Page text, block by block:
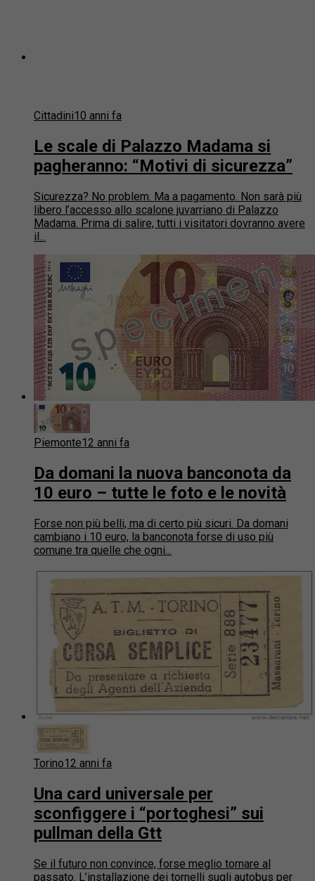
Cittadini10 anni fa
Le scale di Palazzo Madama si
pagheranno: “Motivi di sicurezza”
Sicurezza? No problem. Ma a pagamento. Non sarà più
libero l’accesso allo scalone juvarriano di Palazzo
Madama. Prima di salire, tutti i visitatori dovranno avere
il...
Piemonte12 anni fa
Da domani la nuova banconota da
10 euro – tutte le foto e le novità
Forse non più belli, ma di certo più sicuri. Da domani
cambiano i 10 euro, la banconota forse di uso più
comune tra quelle che ogni...
Torino12 anni fa
Una card universale per
sconfiggere i “portoghesi” sui
pullman della Gtt
Se il futuro non convince, forse meglio tornare al
passato. L’installazione dei tornelli sugli autobus per